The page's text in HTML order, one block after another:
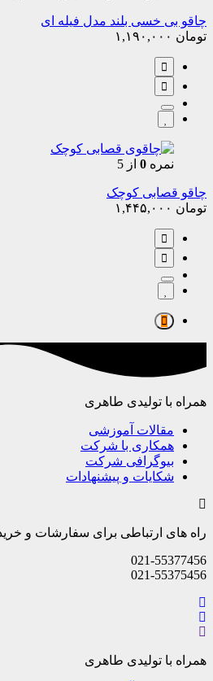
چاقو بی خسی بلند مدل فیله ای
تومان
نمره 0 از 5
چاقو قصابی کوچک
تومان
همراه با تولیدی طاهری
مقالات آموزشی
همکاری با شرکت
بیوگرافی شرکت
شکایات و پیشنهادات
راه های ارتباطی برای سفارشات و
021-55377456
021-55375456
همراه با تولیدی طاهری